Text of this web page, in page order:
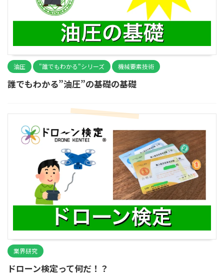
油圧 "誰でもわかる"シリーズ 機械要素技術
誰でもわかる”油圧”の基礎の基礎
業界研究
ドローン検定って何だ！？